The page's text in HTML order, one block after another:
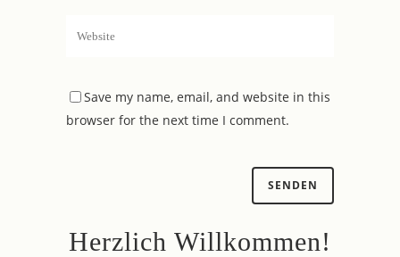
Save my name, email, and website in this
browser for the next time I comment.
Herzlich Willkommen!